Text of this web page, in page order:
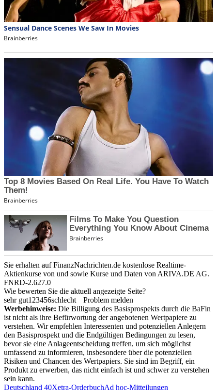
Sie erhalten auf FinanzNachrichten.de kostenlose Realtime-
Aktienkurse von und sowie Kurse und Daten von ARIVA.DE AG.
FNRD-2.627.0
Wie bewerten Sie die aktuell angezeigte Seite?
sehr gut1 23456schlecht
Problem melden
Werbehinweise: Die Billigung des Basisprospekts durch die BaFin
ist nicht als ihre Befürwortung der angebotenen Wertpapiere zu
verstehen. Wir empfehlen Interessenten und potenziellen Anlegern
den Basisprospekt und die Endgültigen Bedingungen zu lesen,
bevor sie eine Anlageentscheidung treffen, um sich möglichst
umfassend zu informieren, insbesondere über die potenziellen
Risiken und Chancen des Wertpapiers. Sie sind im Begriff, ein
Produkt zu erwerben, das nicht einfach ist und schwer zu verstehen
sein kann.
Deutschland 40Xetra-OrderbuchAd hoc-Mitteilungen